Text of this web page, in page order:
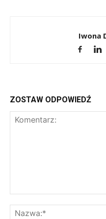
Iwona
ZOSTAW ODPOWIEDŹ